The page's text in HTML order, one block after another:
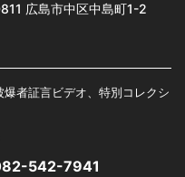
広島市中区中島町1-2
者証言ビデオ、特別コレクシ
542-7941